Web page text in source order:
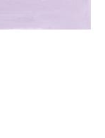
会社案内